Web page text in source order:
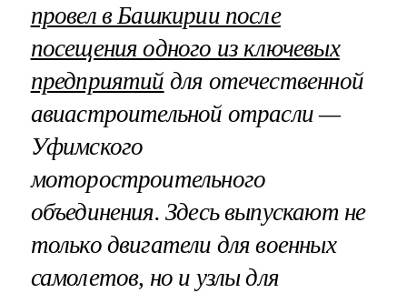
провел в Башкирии после
посещения одного из ключевых
предприятий для отечественной
авиастроительной отрасли —
Уфимского
моторостроительного
объединения. Здесь выпускают не
только двигатели для военных
самолетов, но и узлы для